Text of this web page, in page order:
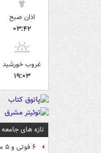
اذان صبح
۰۳:۴۲
غروب خورشید
۱۹:۰۳
تازه های جامعه
۶ فوتی و ۵ مصدوم بر اثر تصادف زنجیره‌ای